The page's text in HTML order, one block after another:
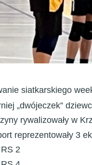
siatkarskiego
„dwójeczek”
rywalizowały w
reprezentowały 3
2